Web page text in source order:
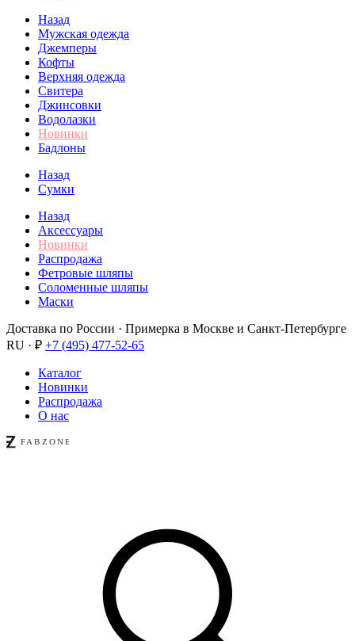
Назад
Мужская одежда
Джемперы
Кофты
Верхняя одежда
Свитера
Джинсовки
Водолазки
Новинки
Бадлоны
Назад
Сумки
Назад
Аксессуары
Новинки
Распродажа
Фетровые шляпы
Соломенные шляпы
Маски
Доставка по России · Примерка в Москве и Санкт-Петербурге
RU · ₽ +7 (495) 477-52-65
Каталог
Новинки
Распродажа
О нас